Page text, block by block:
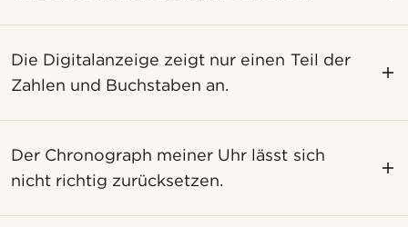
Die Digitalanzeige zeigt nur einen Teil der
Zahlen und Buchstaben an.
Der Chronograph meiner Uhr lässt sich
nicht richtig zurücksetzen.